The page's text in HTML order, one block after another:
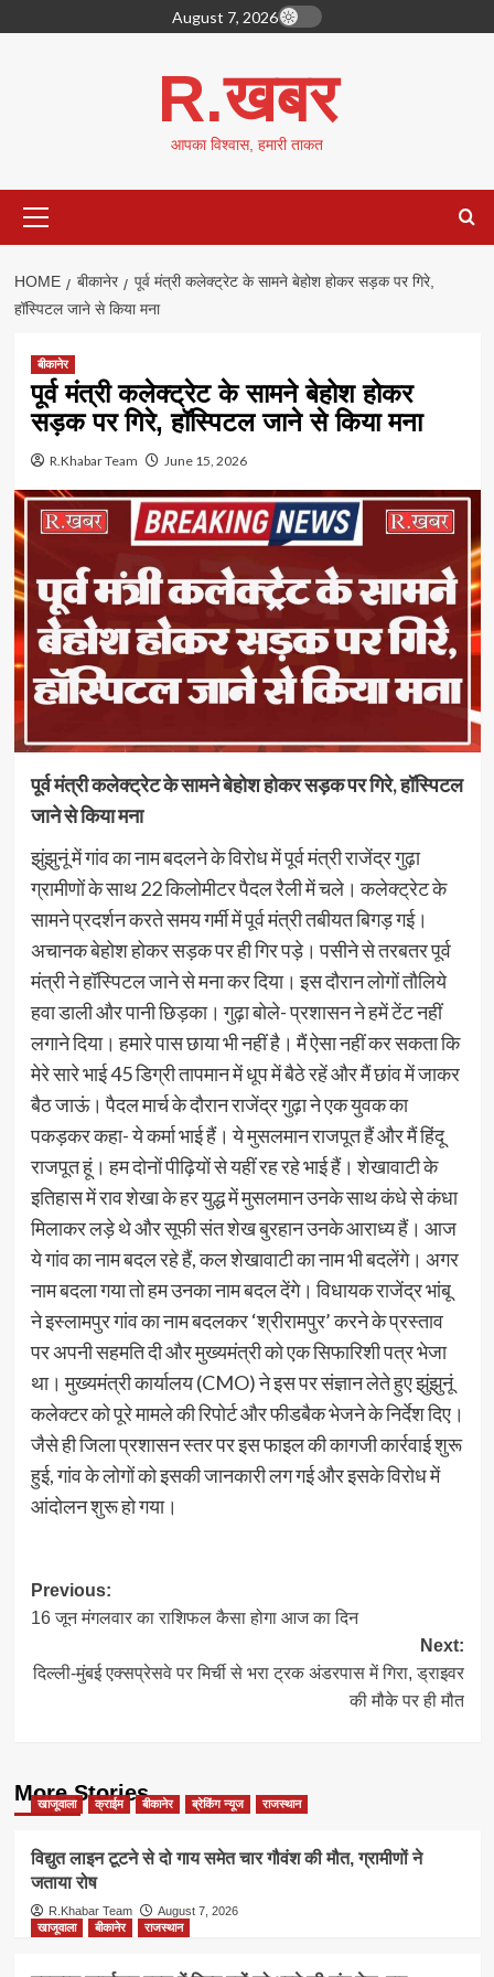
to
August 7, 2026
R.खबर
आपका विश्वास, हमारी ताकत
Menu
HOME बीकानेर
पूर्व मंत्री कलेक्ट्रेट के सामने बेहोश होकर सड़क पर गिरे,
हॉस्पिटल जाने से किया मना
बीकानेर
पूर्व मंत्री कलेक्ट्रेट के सामने बेहोश होकर
सड़क पर गिरे, हॉस्पिटल जाने से किया मना
R.Khabar Team June 15, 2026
पूर्व मंत्री कलेक्ट्रेट के सामने बेहोश होकर सड़क पर गिरे, हॉस्पिटल
जाने से किया मना
झुंझुनूं में गांव का नाम बदलने के विरोध में पूर्व मंत्री राजेंद्र गुढ़ा
ग्रामीणों के साथ 22 किलोमीटर पैदल रैली में चले। कलेक्ट्रेट के
सामने प्रदर्शन करते समय गर्मी में पूर्व मंत्री तबीयत बिगड़ गई।
अचानक बेहोश होकर सड़क पर ही गिर पड़े। पसीने से तरबतर पूर्व
मंत्री ने हॉस्पिटल जाने से मना कर दिया। इस दौरान लोगों तौलिये
हवा डाली और पानी छिड़का। गुढ़ा बोले- प्रशासन ने हमें टेंट नहीं
लगाने दिया। हमारे पास छाया भी नहीं है। मैं ऐसा नहीं कर सकता कि
मेरे सारे भाई 45 डिग्री तापमान में धूप में बैठे रहें और मैं छांव में जाकर
बैठ जाऊं। पैदल मार्च के दौरान राजेंद्र गुढ़ा ने एक युवक का
पकड़कर कहा- ये कर्मा भाई हैं। ये मुसलमान राजपूत हैं और मैं हिंदू
राजपूत हूं। हम दोनों पीढ़ियों से यहीं रह रहे भाई हैं। शेखावाटी के
इतिहास में राव शेखा के हर युद्ध में मुसलमान उनके साथ कंधे से कंधा
मिलाकर लड़े थे और सूफी संत शेख बुरहान उनके आराध्य हैं। आज
ये गांव का नाम बदल रहे हैं, कल शेखावाटी का नाम भी बदलेंगे। अगर
नाम बदला गया तो हम उनका नाम बदल देंगे। विधायक राजेंद्र भांबू
ने इस्लामपुर गांव का नाम बदलकर ‘श्रीरामपुर’ करने के प्रस्ताव
पर अपनी सहमति दी और मुख्यमंत्री को एक सिफारिशी पत्र भेजा
था। मुख्यमंत्री कार्यालय (CMO) ने इस पर संज्ञान लेते हुए झुंझुनूं
कलेक्टर को पूरे मामले की रिपोर्ट और फीडबैक भेजने के निर्देश दिए।
जैसे ही जिला प्रशासन स्तर पर इस फाइल की कागजी कार्रवाई शुरू
हुई, गांव के लोगों को इसकी जानकारी लग गई और इसके विरोध में
आंदोलन शुरू हो गया।
Post
navigation
Previous:
16 जून मंगलवार का राशिफल कैसा होगा आज का दिन
Next:
दिल्ली-मुंबई एक्सप्रेसवे पर मिर्ची से भरा ट्रक अंडरपास में गिरा, ड्राइवर
की मौके पर ही मौत
More Stories
खाजूवाला क्राईम बीकानेर ब्रेकिंग न्यूज राजस्थान
विद्युत लाइन टूटने से दो गाय समेत चार गौवंश की मौत, ग्रामीणों ने
जताया रोष
R.Khabar Team
August 7, 2026
खाजूवाला
बीकानेर राजस्थान